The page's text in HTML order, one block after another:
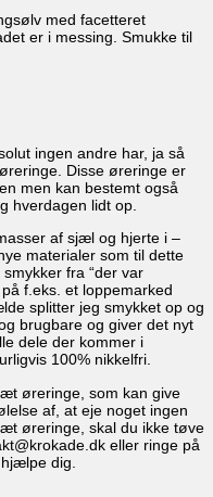
med facetteret
er i messing. Smukke til
ingen andre har, ja så
Disse øreringe er
men kan bestemt også
hverdagen lidt op.
af sjæl og hjerte i –
materialer som til dette
fra “der var
f.eks. et loppemarked
splitter jeg smykket op og
brugbare og giver det nyt
dele der kommer i
100% nikkelfri.
øreringe, som kan give
af, at eje noget ingen
øreringe, skal du ikke tøve
eller ringe på
dig.